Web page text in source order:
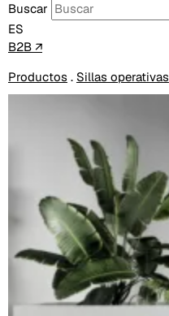
Buscar
ES
B2B ↗
Productos . Sillas operativas